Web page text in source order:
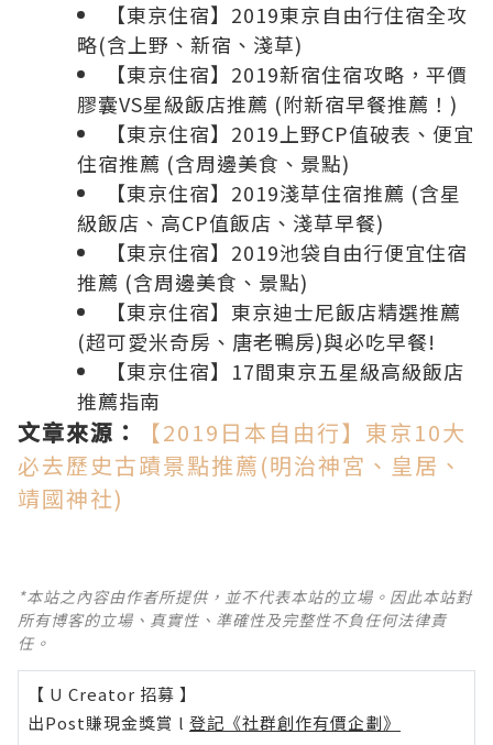
【東京住宿】2019東京自由行住宿全攻
略(含上野、新宿、淺草)
【東京住宿】2019新宿住宿攻略，平價
膠囊VS星級飯店推薦 (附新宿早餐推薦！)
【東京住宿】2019上野CP值破表、便宜
住宿推薦 (含周邊美食、景點)
【東京住宿】2019淺草住宿推薦 (含星
級飯店、高CP值飯店、淺草早餐)
【東京住宿】2019池袋自由行便宜住宿
推薦 (含周邊美食、景點)
【東京住宿】東京迪士尼飯店精選推薦
(超可愛米奇房、唐老鴨房)與必吃早餐!
【東京住宿】17間東京五星級高級飯店
推薦指南
文章來源：
【2019日本自由行】東京10大
必去歷史古蹟景點推薦(明治神宮、皇居、
靖國神社)
*本站之內容由作者所提供，並不代表本站的立場。因此本站對
所有博客的立場、真實性、準確性及完整性不負任何法律責
任。
【 U Creator 招募 】
出Post賺現金獎賞 l 登記《社群創作有價企劃》